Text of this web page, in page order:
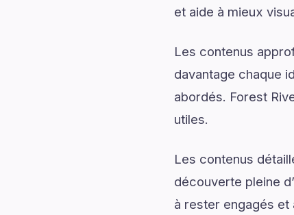
et aide à mieux
Les contenus
davantage chaque
abordés. Forest
utiles.
Les contenus
découverte pleine
à rester engagés et